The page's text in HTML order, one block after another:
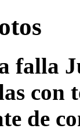
falla
con
de